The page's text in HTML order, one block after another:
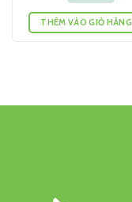
THÊM VÀO GIỎ HÀNG